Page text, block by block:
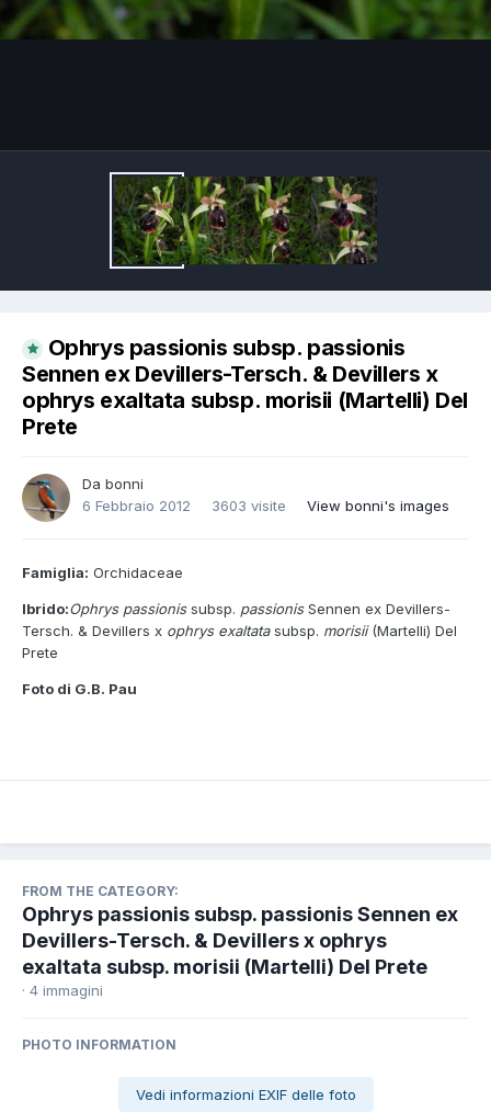
Ophrys passionis subsp. passionis
Sennen ex Devillers-Tersch. & Devillers x
ophrys exaltata subsp. morisii (Martelli) Del
Prete
Da bonni
6 Febbraio 2012
3603 visite View bonni's images
Famiglia: Orchidaceae
Ibrido:Ophrys passionissubsp. passionisSennen ex Devillers-
Tersch. & Devillers x ophrys exaltatasubsp. morisii(Martelli) Del
Prete
Foto di G.B. Pau
FROM THE CATEGORY:
Ophrys passionis subsp. passionis Sennen ex
Devillers-Tersch. & Devillers x ophrys
exaltata subsp. morisii (Martelli) Del Prete
· 4 immagini
PHOTO INFORMATION
Vedi informazioni EXIF delle foto